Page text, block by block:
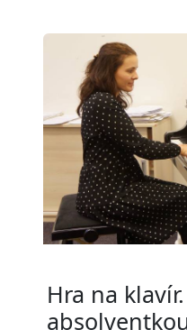
Hra na klavír.